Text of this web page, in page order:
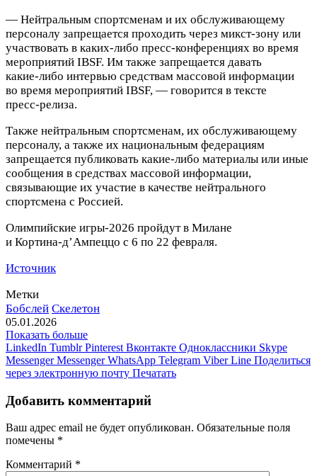
— Нейтральным спортсменам и их обслуживающему
персоналу запрещается проходить через микст‑зону или
участвовать в каких‑либо пресс‑конференциях во время
мероприятий IBSF. Им также запрещается давать
какие‑либо интервью средствам массовой информации
во время мероприятий IBSF, — говорится в тексте
пресс‑релиза.
Также нейтральным спортсменам, их обслуживающему
персоналу, а также их национальным федерациям
запрещается публиковать какие‑либо материалы или иные
сообщения в средствах массовой информации,
связывающие их участие в качестве нейтрального
спортсмена с Россией.
Олимпийские игры‑2026 пройдут в Милане
и Кортина‑д’Ампеццо с 6 по 22 февраля.
Источник
Метки
Бобслей Скелетон
05.01.2026
Показать больше
LinkedIn Tumblr Pinterest Вконтакте Одноклассники Skype
Messenger Messenger WhatsApp Telegram Viber Line Поделиться
через электронную почту Печатать
Добавить комментарий
Ваш адрес email не будет опубликован. Обязательные поля
помечены *
Комментарий *